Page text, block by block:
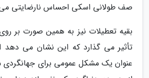
صف طولانی اسکی احساس نارضایتی می
بقیه تعطیلات نیز به همین صورت بر
تأثیر می گذارد که این نشان می دهد
عنوان یک مشکل عمومی برای